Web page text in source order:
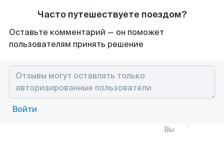
Часто путешествуете поездом?
Оставьте комментарий — он поможет
пользователям принять решение
Войти
Вы